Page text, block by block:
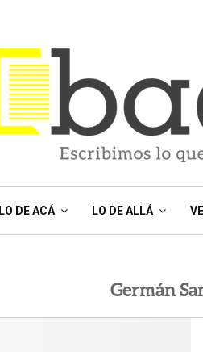
LO DE ACÁ LO DE ALLÁ
Germán